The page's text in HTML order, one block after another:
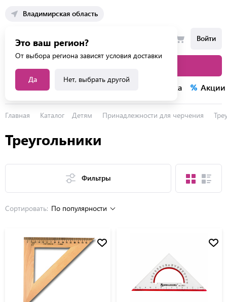
Владимирская область
Это ваш регион?
От выбора региона зависят условия доставки
Да Нет, выбрать другой
Войти
Каталог услуг Распродажа Акции
Главная Каталог Детям Принадлежности для черчения
Треугольники
Фильтры
Сортировать: По популярности